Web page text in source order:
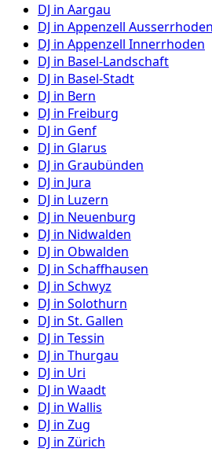
DJ in Aargau
DJ in Appenzell Ausserrhoden
DJ in Appenzell Innerrhoden
DJ in Basel-Landschaft
DJ in Basel-Stadt
DJ in Bern
DJ in Freiburg
DJ in Genf
DJ in Glarus
DJ in Graubünden
DJ in Jura
DJ in Luzern
DJ in Neuenburg
DJ in Nidwalden
DJ in Obwalden
DJ in Schaffhausen
DJ in Schwyz
DJ in Solothurn
DJ in St. Gallen
DJ in Tessin
DJ in Thurgau
DJ in Uri
DJ in Waadt
DJ in Wallis
DJ in Zug
DJ in Zürich